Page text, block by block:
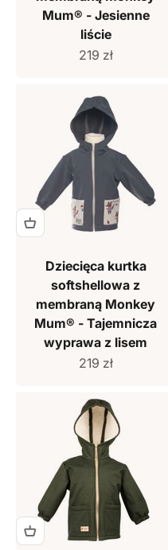
Mum® - Jesienne
liście
Cena sprzedaży
219 zł
Dziecięca kurtka
softshellowa z
membraną Monkey
Mum® - Tajemnicza
wyprawa z lisem
Cena sprzedaży
219 zł